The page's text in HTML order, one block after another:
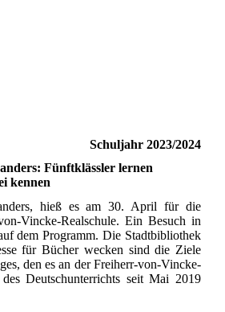
Schuljahr 2023/2024
Fünftklässler lernen
kennen
hieß es am 30. April für die
Vincke-Realschule. Ein Besuch in
dem Programm. Die Stadtbibliothek
für Bücher wecken sind die Ziele
den es an der Freiherr-von-Vincke-
Deutschunterrichts seit Mai 2019